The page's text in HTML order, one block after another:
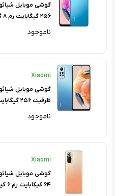
۲۵۶ گیگابایت رم ۸ گیگابایت - گلوبال
ناموجود
Xiaomi
ظرفیت ۲۵۶ گیگابایت رم ۸ گیگابایت - گلوبال
ناموجود
Xiaomi
۶۴ گیگابایت رم ۶ گیگابایت - گلوبال